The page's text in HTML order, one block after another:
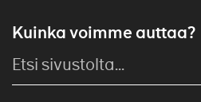
Kuinka voimme auttaa?